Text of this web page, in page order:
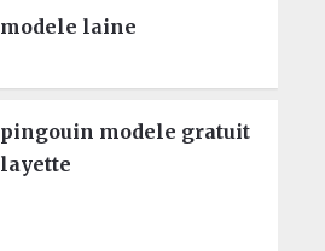
modele laine
pingouin modele gratuit
layette